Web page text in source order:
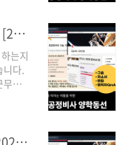
..과나
진학
다.
, 항
공정
취
항공정비사 업무 근무패턴 현실 [2024년]
는지
다.
무패
. 🔧
서 겨